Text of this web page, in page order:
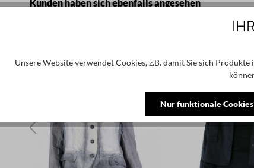
Kunden haben sich ebenfalls angesehen
Unsere Website verwendet Cookies, z.B. damit Sie sich
Nur funktionale Cookies